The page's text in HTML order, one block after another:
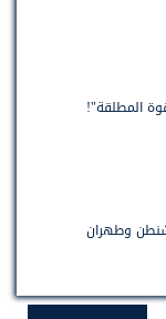
المطلقة"!
وطهران